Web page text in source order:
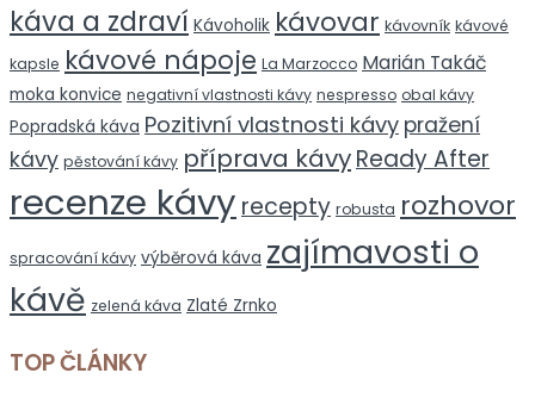
káva a zdraví Kávoholik kávovar kávovník kávové
kapsle kávové nápoje La Marzocco Marián Takáč
moka konvice negativní vlastnosti kávy nespresso obal kávy
Popradská káva Pozitivní vlastnosti kávy pražení
kávy pěstování kávy příprava kávyReady After
recenze kávy recepty robusta rozhovor
spracování kávy výběrová káva zajímavosti o
kávě zelená káva Zlaté Zrnko
TOP ČLÁNKY